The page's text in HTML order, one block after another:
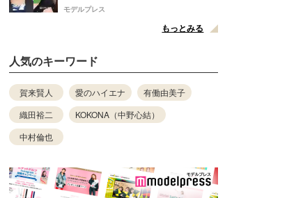
モデルプレス
もっとみる
人気のキーワード
賀来賢人 愛のハイエナ
有働由美子
織田裕二
KOKONA（中野心結）
中村倫也